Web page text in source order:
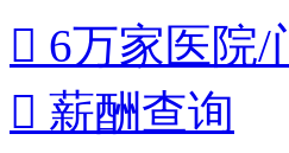
 6万家医院/
 薪酬查询